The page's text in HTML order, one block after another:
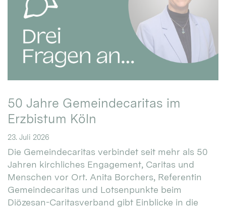
50 Jahre Gemeindecaritas im
Erzbistum Köln
23. Juli 2026
Die Gemeindecaritas verbindet seit mehr als 50
Jahren kirchliches Engagement, Caritas und
Menschen vor Ort. Anita Borchers, Referentin
Gemeindecaritas und Lotsenpunkte beim
Diözesan-Caritasverband gibt Einblicke in die